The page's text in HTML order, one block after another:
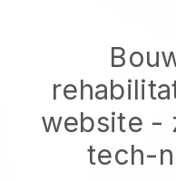
website -
tech-